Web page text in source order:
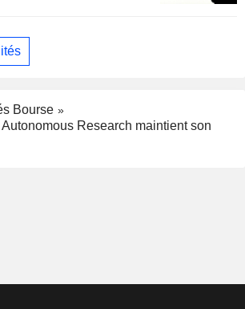
Bourse
Research maintient son